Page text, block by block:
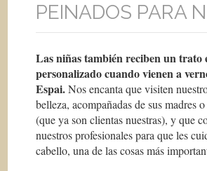
PEINADOS PARA
Las niñas también reciben un trato
personalizado cuando vienen a
Espai.Nos encanta que visiten
belleza, acompañadas de sus madres
(que ya son clientas nuestras), y que
nuestros profesionales para que les
cabello, una de las cosas más